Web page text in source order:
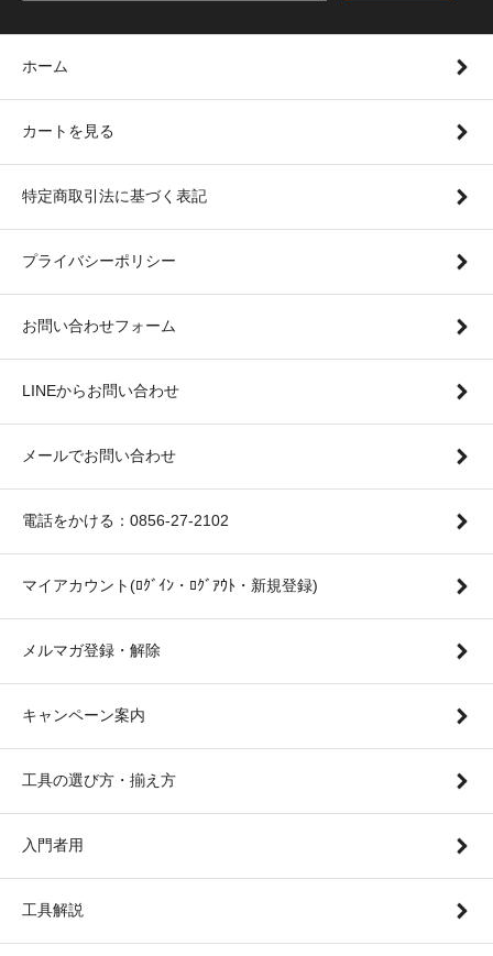
ホーム
カートを見る
特定商取引法に基づく表記
プライバシーポリシー
お問い合わせフォーム
LINEからお問い合わせ
メールでお問い合わせ
電話をかける：0856-27-2102
マイアカウント(ﾛｸﾞｲﾝ・ﾛｸﾞｱｳﾄ・新規登録)
メルマガ登録・解除
キャンペーン案内
工具の選び方・揃え方
入門者用
工具解説